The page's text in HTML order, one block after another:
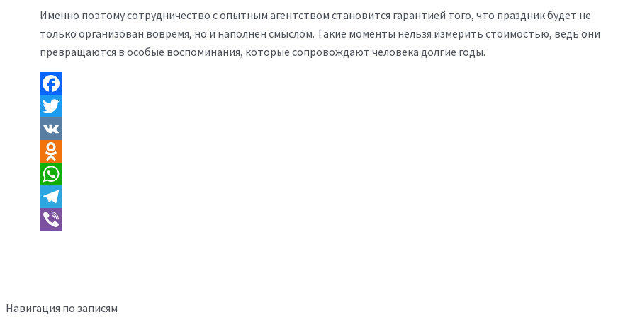
Именно поэтому сотрудничество с опытным агентством становится гарантией того, что праздник будет не
только организован вовремя, но и наполнен смыслом. Такие моменты нельзя измерить стоимостью, ведь они
превращаются в особые воспоминания, которые сопровождают человека долгие годы.
Facebook
Twitter
VK
Odnoklassniki
WhatsApp
Telegram
Навигация по записям